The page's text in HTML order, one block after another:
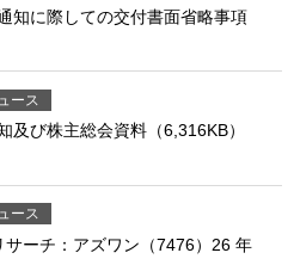
知に際しての交付書面省略事項
ース
及び株主総会資料（6,316KB）
ース
サーチ：アズワン（7476）26 年